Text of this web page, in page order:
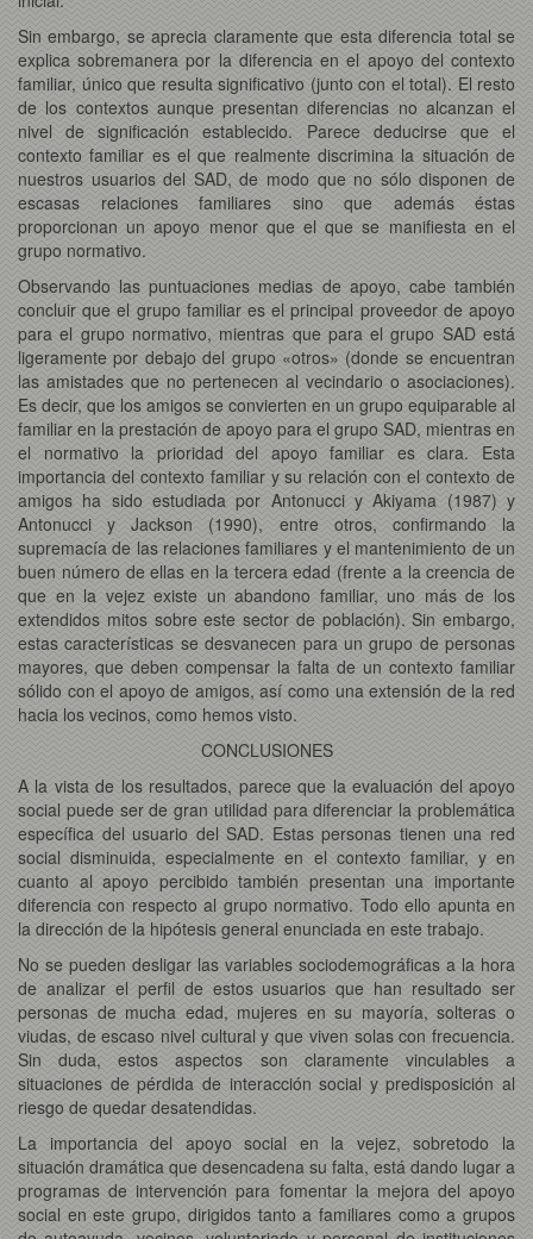
Sin embargo, se aprecia claramente que esta diferencia total se
explica sobremanera por la diferencia en el apoyo del contexto
familiar, único que resulta significativo (junto con el total). El resto
de los contextos aunque presentan diferencias no alcanzan el
nivel de significación establecido. Parece deducirse que el
contexto familiar es el que realmente discrimina la situación de
nuestros usuarios del SAD, de modo que no sólo disponen de
escasas relaciones familiares sino que además éstas
proporcionan un apoyo menor que el que se manifiesta en el
grupo normativo.
Observando las puntuaciones medias de apoyo, cabe también
concluir que el grupo familiar es el principal proveedor de apoyo
para el grupo normativo, mientras que para el grupo SAD está
ligeramente por debajo del grupo «otros» (donde se encuentran
las amistades que no pertenecen al vecindario o asociaciones).
Es decir, que los amigos se convierten en un grupo equiparable al
familiar en la prestación de apoyo para el grupo SAD, mientras en
el normativo la prioridad del apoyo familiar es clara. Esta
importancia del contexto familiar y su relación con el contexto de
amigos ha sido estudiada por Antonucci y Akiyama (1987) y
Antonucci y Jackson (1990), entre otros, confirmando la
supremacía de las relaciones familiares y el mantenimiento de un
buen número de ellas en la tercera edad (frente a la creencia de
que en la vejez existe un abandono familiar, uno más de los
extendidos mitos sobre este sector de población). Sin embargo,
estas características se desvanecen para un grupo de personas
mayores, que deben compensar la falta de un contexto familiar
sólido con el apoyo de amigos, así como una extensión de la red
hacia los vecinos, como hemos visto.
CONCLUSIONES
A la vista de los resultados, parece que la evaluación del apoyo
social puede ser de gran utilidad para diferenciar la problemática
específica del usuario del SAD. Estas personas tienen una red
social disminuida, especialmente en el contexto familiar, y en
cuanto al apoyo percibido también presentan una importante
diferencia con respecto al grupo normativo. Todo ello apunta en
la dirección de la hipótesis general enunciada en este trabajo.
No se pueden desligar las variables sociodemográficas a la hora
de analizar el perfil de estos usuarios que han resultado ser
personas de mucha edad, mujeres en su mayoría, solteras o
viudas, de escaso nivel cultural y que viven solas con frecuencia.
Sin duda, estos aspectos son claramente vinculables a
situaciones de pérdida de interacción social y predisposición al
riesgo de quedar desatendidas.
La importancia del apoyo social en la vejez, sobretodo la
situación dramática que desencadena su falta, está dando lugar a
programas de intervención para fomentar la mejora del apoyo
social en este grupo, dirigidos tanto a familiares como a grupos